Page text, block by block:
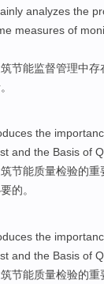
analyzes the
measures of
节能监督管理中存
the
and the Basis of
节能质量检验的重
的。
the
and the Basis of
节能质量检验的重